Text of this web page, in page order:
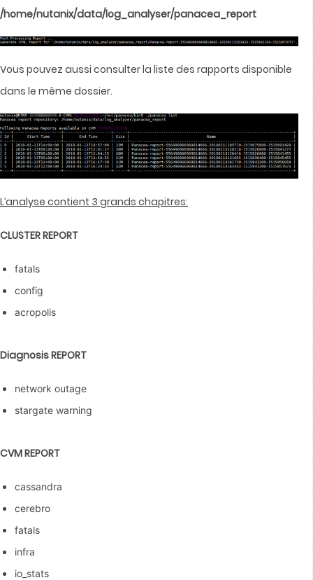
/home/nutanix/data/log_analyser/panacea_report
Vous pouvez aussi consulter la liste des rapports disponible
dans le même dossier.
L’analyse contient 3 grands chapitres:
CLUSTER REPORT
fatals
config
acropolis
Diagnosis REPORT
network outage
stargate warning
CVM REPORT
cassandra
cerebro
fatals
infra
io_stats